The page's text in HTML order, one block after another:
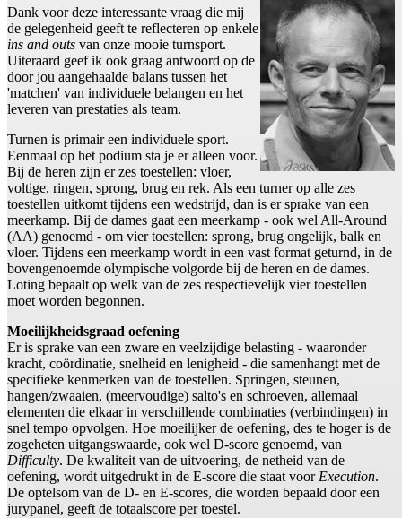
Dank voor deze interessante vraag die mij
de gelegenheid geeft te reflecteren op enkele
ins and outs van onze mooie turnsport.
Uiteraard geef ik ook graag antwoord op de
door jou aangehaalde balans tussen het
'matchen' van individuele belangen en het
leveren van prestaties als team.
Turnen is primair een individuele sport.
Eenmaal op het podium sta je er alleen voor.
Bij de heren zijn er zes toestellen: vloer,
voltige, ringen, sprong, brug en rek. Als een turner op alle zes
toestellen uitkomt tijdens een wedstrijd, dan is er sprake van een
meerkamp. Bij de dames gaat een meerkamp - ook wel All-Around
(AA) genoemd - om vier toestellen: sprong, brug ongelijk, balk en
vloer. Tijdens een meerkamp wordt in een vast format geturnd, in de
bovengenoemde olympische volgorde bij de heren en de dames.
Loting bepaalt op welk van de zes respectievelijk vier toestellen
moet worden begonnen.
Moeilijkheidsgraad oefening
Er is sprake van een zware en veelzijdige belasting - waaronder
kracht, coördinatie, snelheid en lenigheid - die samenhangt met de
specifieke kenmerken van de toestellen. Springen, steunen,
hangen/zwaaien, (meervoudige) salto's en schroeven, allemaal
elementen die elkaar in verschillende combinaties (verbindingen) in
snel tempo opvolgen. Hoe moeilijker de oefening, des te hoger is de
zogeheten uitgangswaarde, ook wel D-score genoemd, van
Difficulty. De kwaliteit van de uitvoering, de netheid van de
oefening, wordt uitgedrukt in de E-score die staat voorExecution.
De optelsom van de D- en E-scores, die worden bepaald door een
jurypanel, geeft de totaalscore per toestel.